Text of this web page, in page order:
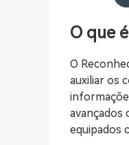
O que
O
auxiliar os
avançados
equipados